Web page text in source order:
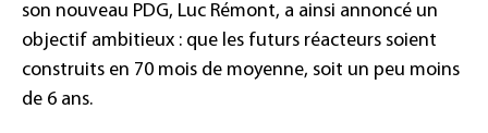
son nouveau PDG, Luc Rémont, a ainsi annoncé un
objectif ambitieux : que les futurs réacteurs soient
construits en 70 mois de moyenne, soit un peu moins
de 6 ans.